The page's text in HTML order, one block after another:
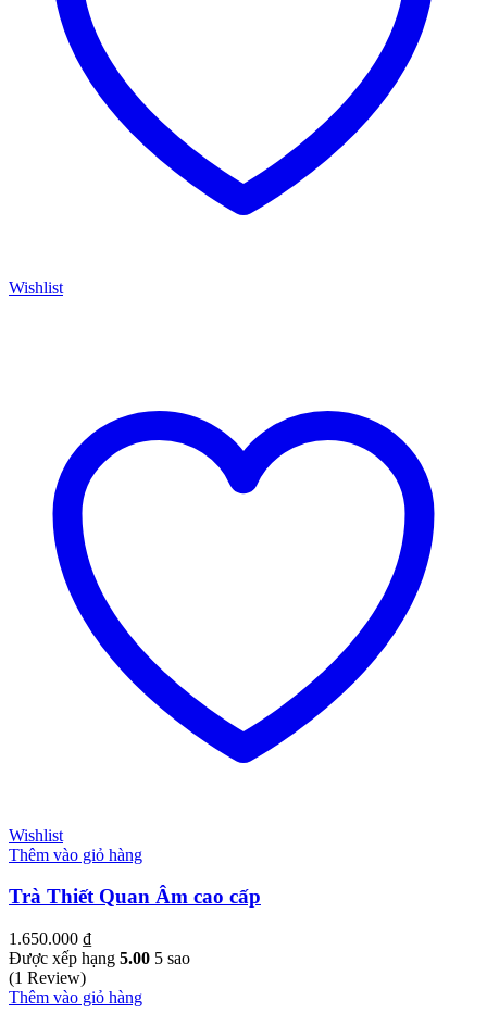
Wishlist
Wishlist
Thêm vào giỏ hàng
Trà Thiết Quan Âm cao cấp
1.650.000 ₫
Được xếp hạng 5.00 5 sao
(1 Review)
Thêm vào giỏ hàng